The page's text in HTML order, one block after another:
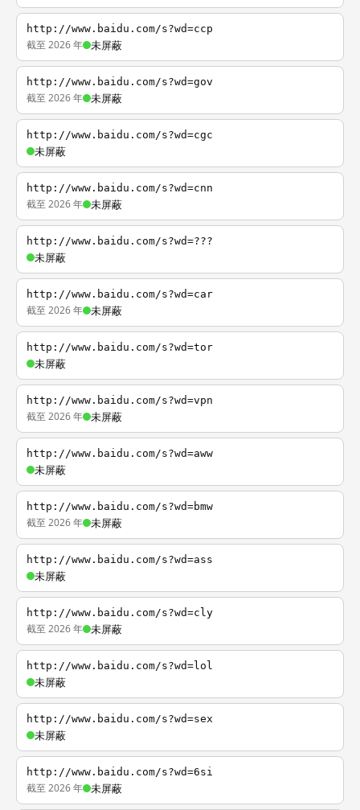
http://www.baidu.com/s?wd=ccp
截至 2026 年 未屏蔽
http://www.baidu.com/s?wd=gov
截至 2026 年 未屏蔽
http://www.baidu.com/s?wd=cgc
未屏蔽
http://www.baidu.com/s?wd=cnn
截至 2026 年 未屏蔽
http://www.baidu.com/s?wd=???
未屏蔽
http://www.baidu.com/s?wd=car
截至 2026 年 未屏蔽
http://www.baidu.com/s?wd=tor
未屏蔽
http://www.baidu.com/s?wd=vpn
截至 2026 年 未屏蔽
http://www.baidu.com/s?wd=aww
未屏蔽
http://www.baidu.com/s?wd=bmw
截至 2026 年 未屏蔽
http://www.baidu.com/s?wd=ass
未屏蔽
http://www.baidu.com/s?wd=cly
截至 2026 年 未屏蔽
http://www.baidu.com/s?wd=lol
未屏蔽
http://www.baidu.com/s?wd=sex
未屏蔽
http://www.baidu.com/s?wd=6si
截至 2026 年 未屏蔽